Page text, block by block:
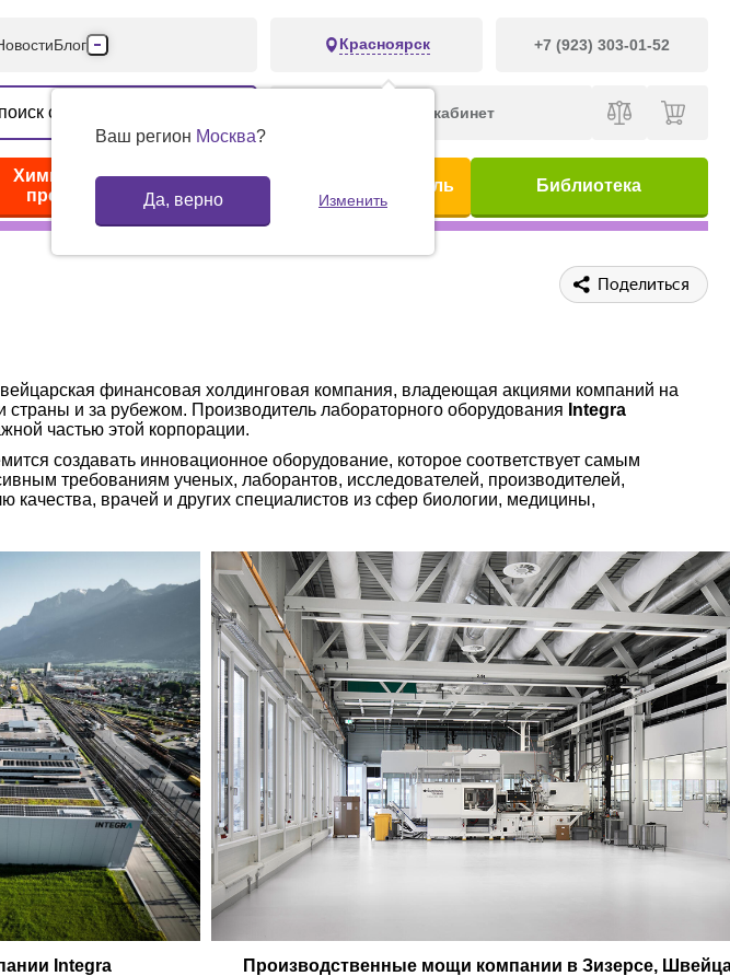
Блог
Производители
Партнеры
Контакты
Красноярск +7 (923) 303-01-52
Ваш регион Москва?
Да, верно Изменить
Личный кабинет
Химические реактивы,
препараты, наборы
Предметный указатель Библиотека
Поделиться
финансовая холдинговая компания, владеющая акциями компаний на
страны и за рубежом. Производитель лабораторного оборудования Integra
частью этой корпорации.
создавать инновационное оборудование, которое соответствует самым
требованиям ученых, лаборантов, исследователей, производителей,
качества, врачей и других специалистов из сфер биологии, медицины,
Integra Производственные мощи компании в Зизерсе,